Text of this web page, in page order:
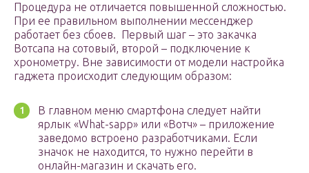
Процедура не отличается повышенной сложностью.
При ее правильном выполнении мессенджер
работает без сбоев. Первый шаг – это закачка
Вотсапа на сотовый, второй – подключение к
хронометру. Вне зависимости от модели настройка
гаджета происходит следующим образом:
В главном меню смартфона следует найти
ярлык «What-sapp» или «Вотч» – приложение
заведомо встроено разработчиками. Если
значок не находится, то нужно перейти в
онлайн-магазин и скачать его.